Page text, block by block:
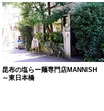
昆布の塩らー麺専門店MANNISH
～東日本橋